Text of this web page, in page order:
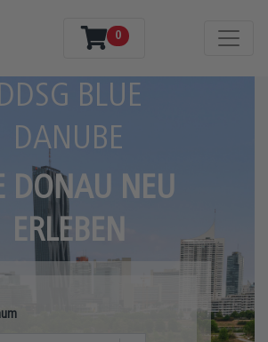
0
BLUE
DANUBE
DONAU NEU
ERLEBEN